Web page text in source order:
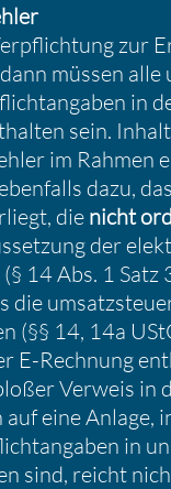
zur
müssen
in
sein.
im Rahmen
dazu,
die nicht
der
14 Abs. 1
die
(§§ 14, 14a
E-Rechnung
Verweis
eine Anlage,
in
sind, reicht